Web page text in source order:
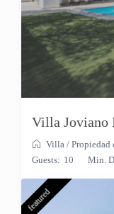
Villa Joviano
Villa /Propiedad
Guests: 10 Min.
featured